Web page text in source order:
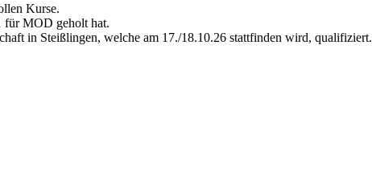
Kurse.
für MOD geholt hat.
in Steißlingen, welche am 17./18.10.26 stattfinden wird, qualifiziert.